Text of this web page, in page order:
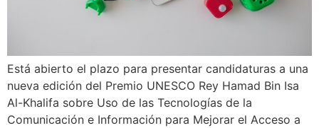
Está abierto el plazo para presentar candidaturas a una
nueva edición del Premio UNESCO Rey Hamad Bin Isa
Al-Khalifa sobre Uso de las Tecnologías de la
Comunicación e Información para Mejorar el Acceso a